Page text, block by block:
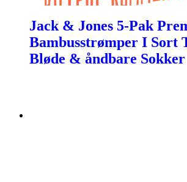
Jack & Jones 5-Pak
Bambusstrømper I Sort
Bløde & åndbare Sokker